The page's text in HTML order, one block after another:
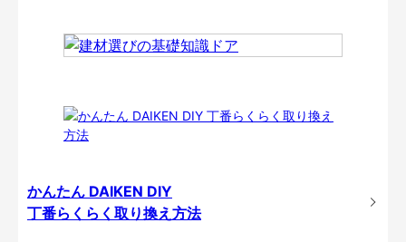
かんたん DAIKEN DIY
丁番らくらく取り換え方法